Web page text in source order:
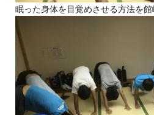
眠った身体を目覚めさせる方法を館